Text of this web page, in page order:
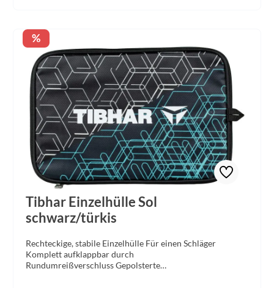
Rabatt
%
Tibhar Einzelhülle Sol
schwarz/türkis
Rechteckige, stabile Einzelhülle Für einen Schläger
Komplett aufklappbar durch
Rundumreißverschluss Gepolsterte